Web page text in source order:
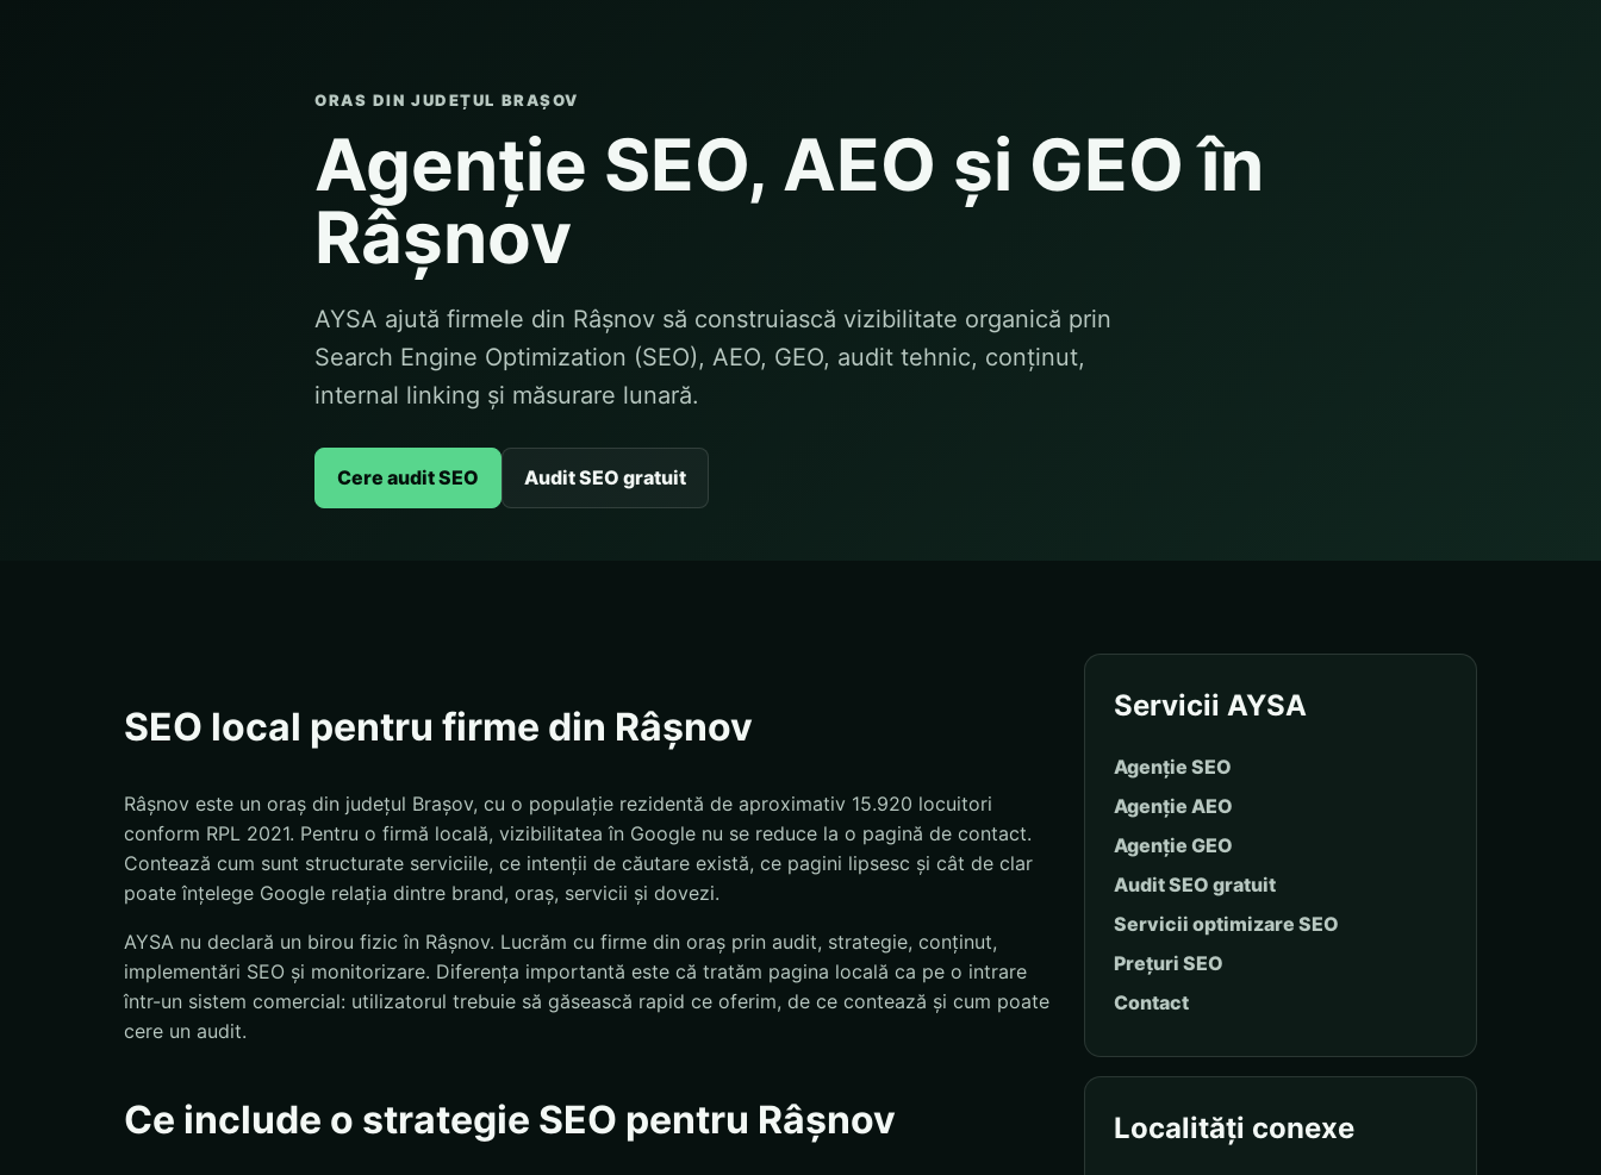
ORAS DIN JUDEȚUL BRAȘOV
Agenție SEO, AEO și GEO în
Râșnov
AYSA ajută firmele din Râșnov să construiască vizibilitate organică prin
Search Engine Optimization (SEO), AEO, GEO, audit tehnic, conținut,
internal linking și măsurare lunară.
Cere audit SEO Audit SEO gratuit
SEO local pentru firme din Râșnov
Râșnov este un oraș din județul Brașov, cu o populație rezidentă de aproximativ 15.920 locuitori
conform RPL 2021. Pentru o firmă locală, vizibilitatea în Google nu se reduce la o pagină de contact.
Contează cum sunt structurate serviciile, ce intenții de căutare există, ce pagini lipsesc și cât de clar
poate înțelege Google relația dintre brand, oraș, servicii și dovezi.
AYSA nu declară un birou fizic în Râșnov. Lucrăm cu firme din oraș prin audit, strategie, conținut,
implementări SEO și monitorizare. Diferența importantă este că tratăm pagina locală ca pe o intrare
într-un sistem comercial: utilizatorul trebuie să găsească rapid ce oferim, de ce contează și cum poate
cere un audit.
Ce include o strategie SEO pentru Râșnov
Servicii AYSA
Agenție SEO
Agenție AEO
Agenție GEO
Audit SEO gratuit
Servicii optimizare SEO
Prețuri SEO
Contact
Localități conexe